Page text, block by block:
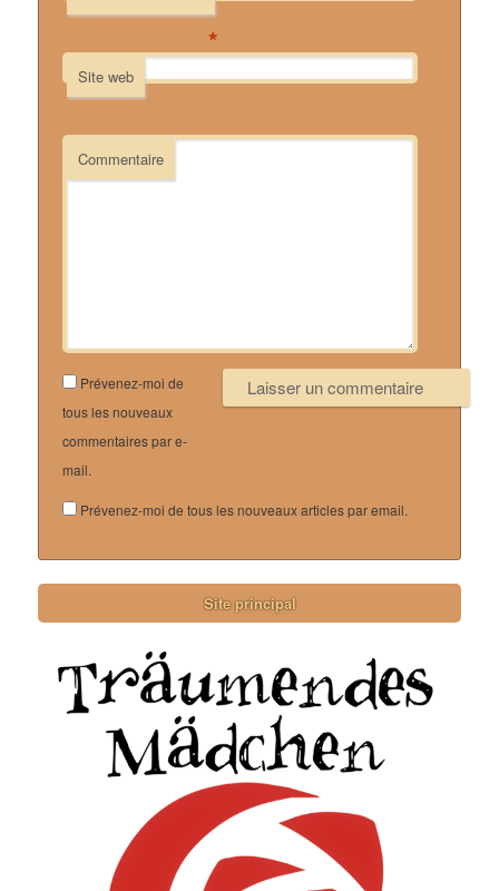
*
Site web
Commentaire
Prévenez-moi de
tous les nouveaux
commentaires par e-
mail.
Prévenez-moi de tous les nouveaux articles par email.
Site principal